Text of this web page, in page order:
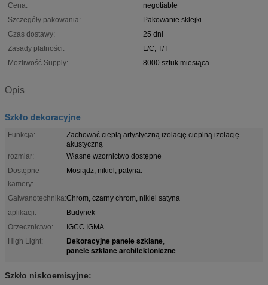
Cena:
negotiable
Szczegóły pakowania:
Pakowanie sklejki
Czas dostawy:
25 dni
Zasady płatności:
L/C, T/T
Możliwość Supply:
8000 sztuk miesiąca
Opis
Szkło dekoracyjne
Funkcja:
Zachować ciepłą artystyczną izolację cieplną izolację
akustyczną
rozmiar:
Własne wzornictwo dostępne
Dostępne
kamery:
Mosiądz, nikiel, patyna.
Galwanotechnika:Chrom, czarny chrom, nikiel satyna
aplikacji:
Budynek
Orzecznictwo:
IGCC IGMA
High Light:
Dekoracyjne panele szklane,
panele szklane architektoniczne
Szkło niskoemisyjne: